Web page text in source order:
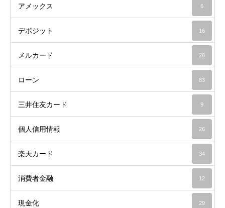
アメックス 6
デポジット 16
メルカード 28
ローン 83
三井住友カード 9
個人信用情報 26
楽天カード 34
消費者金融 12
現金化 29